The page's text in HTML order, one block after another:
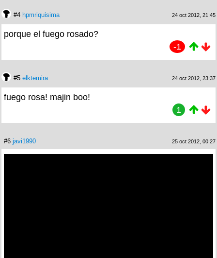
#4 hpmriquisima 24 oct 2012, 21:45
porque el fuego rosado?
-1
#5 elktemira 24 oct 2012, 23:37
fuego rosa! majin boo!
1
#6 javi1990 25 oct 2012, 00:27